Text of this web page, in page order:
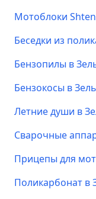
Мотоблоки
Беседки из
Бензопилы в
Бензокосы в
Летние души в
Сварочные
Прицепы для
Поликарбонат в